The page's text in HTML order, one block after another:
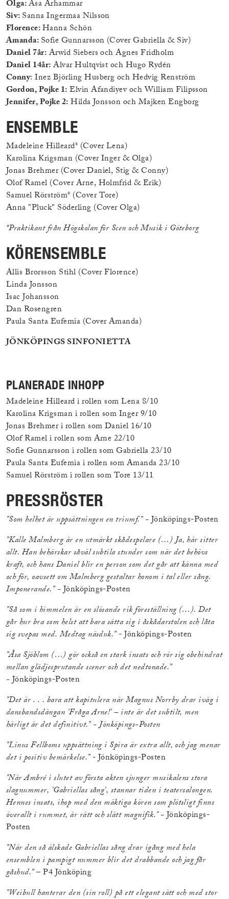
Olga:Åsa Arhammar
Siv:Sanna Ingermaa Nilsson
Florence:Hanna Schön
Amanda:Sofie Gunnarsson (Cover Gabriella & Siv)
Daniel 7år:Arwid Siebers och Agnes Fridholm
Daniel 14år:Alvar Hultqvist och Hugo Rydén
Conny: Inez Björling Husberg och Hedvig Renström
Gordon, Pojke 1:Elvin Afandiyev och William Filipsson
Jennifer, Pojke 2:Hilda Jonsson och Majken Engborg
ENSEMBLE
Madeleine Hilleard* (Cover Lena)
Karolina Krigsman (Cover Inger & Olga)
Jonas Brehmer (Cover Daniel, Stig & Conny)
Olof Ramel (Cover Arne, Holmfrid & Erik)
Samuel Rörström* (Cover Tore)
Anna "Pluck" Söderling (Cover Olga)
*Praktikant från Högskolan för Scen och Musik i Göteborg
KÖRENSEMBLE
Allis Brorsson Stihl (Cover Florence)
Linda Jonsson
Isac Johansson
Dan Rosengren
Paula Santa Eufemia (Cover Amanda)
JÖNKÖPINGS SINFONIETTA
PLANERADE INHOPP
Madeleine Hilleard i rollen som Lena 8/10
Karolina Krigsman i rollen som Inger 9/10
Jonas Brehmer i rollen som Daniel 16/10
Olof Ramel i rollen som Arne 22/10
Sofie Gunnarsson i rollen som Gabriella 23/10
Paula Santa Eufemia i rollen som Amanda 23/10
Samuel Rörström i rollen som Tore 13/11
PRESSRÖSTER
”Som helhet är uppsättningen en triumf.” -Jönköpings-Posten
”Kalle Malmberg är en utmärkt skådespelare (…) Ja, här sitter
allt. Han behärskar såväl subtila stunder som när det behövs
kraft, och hans Daniel blir en person som det går att känna med
och för, oavsett om Malmberg gestaltar honom i tal eller sång.
Imponerande.” -Jönköpings-Posten
”Så som i himmelen är en slösande rik föreställning (…). Det
går hur bra som helst att bara sätta sig i åskådarstolen och låta
sig svepas med. Medtag näsduk.”- Jönköpings-Posten
”Åsa Sjöblom (…) gör också en stark insats och rör sig obehindrat
mellan glädjesprutande scener och det nedtonade.”
-Jönköpings-Posten
”Det är . . . bara att kapitulera när Magnus Norrby drar iväg i
dansbandsdängan ’Fråga Arne!’ – inte är det subtilt, men
härligt är det definitivt.” - Jönköpings-Posten
”Linus Fellboms uppsättning i Spira är extra allt, och jag menar
det i positiv bemärkelse.”- Jönköpings-Posten
"När Ambré i slutet av första akten sjunger musikalens stora
slagnummer, ’Gabriellas sång’, stannar tiden i teatersalongen.
Hennes insats, ihop med den mäktiga kören som plötsligt finns
överallt i rummet, är rätt och slätt magnifik." -Jönköpings-
Posten
”När den så älskade Gabriellas sång drar igång med hela
ensemblen i pampigt nummer blir det drabbande och jag får
gåshud.”– P4 Jönköping
”Weibull hanterar den (sin roll) på ett elegant sätt och med stor